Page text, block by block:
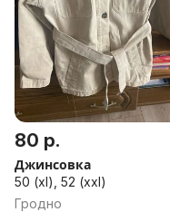
80 р.
Джинсовка
50 (xl), 52 (xxl)
Гродно